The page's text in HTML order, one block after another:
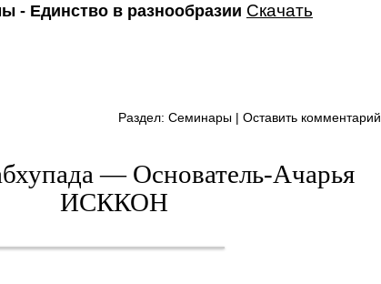
- Единство в разнообразии Скачать
Раздел:Семинары |Оставить комментарий
— Основатель-Ачарья
ИСККОН